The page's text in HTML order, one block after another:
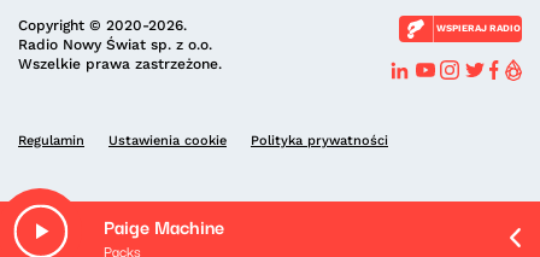
Paige Machine
Packs
Copyright © 2020-2026.
Radio Nowy Świat sp. z o.o.
Wszelkie prawa zastrzeżone.
WSPIERAJ RADIO
Regulamin Ustawienia cookie Polityka prywatności